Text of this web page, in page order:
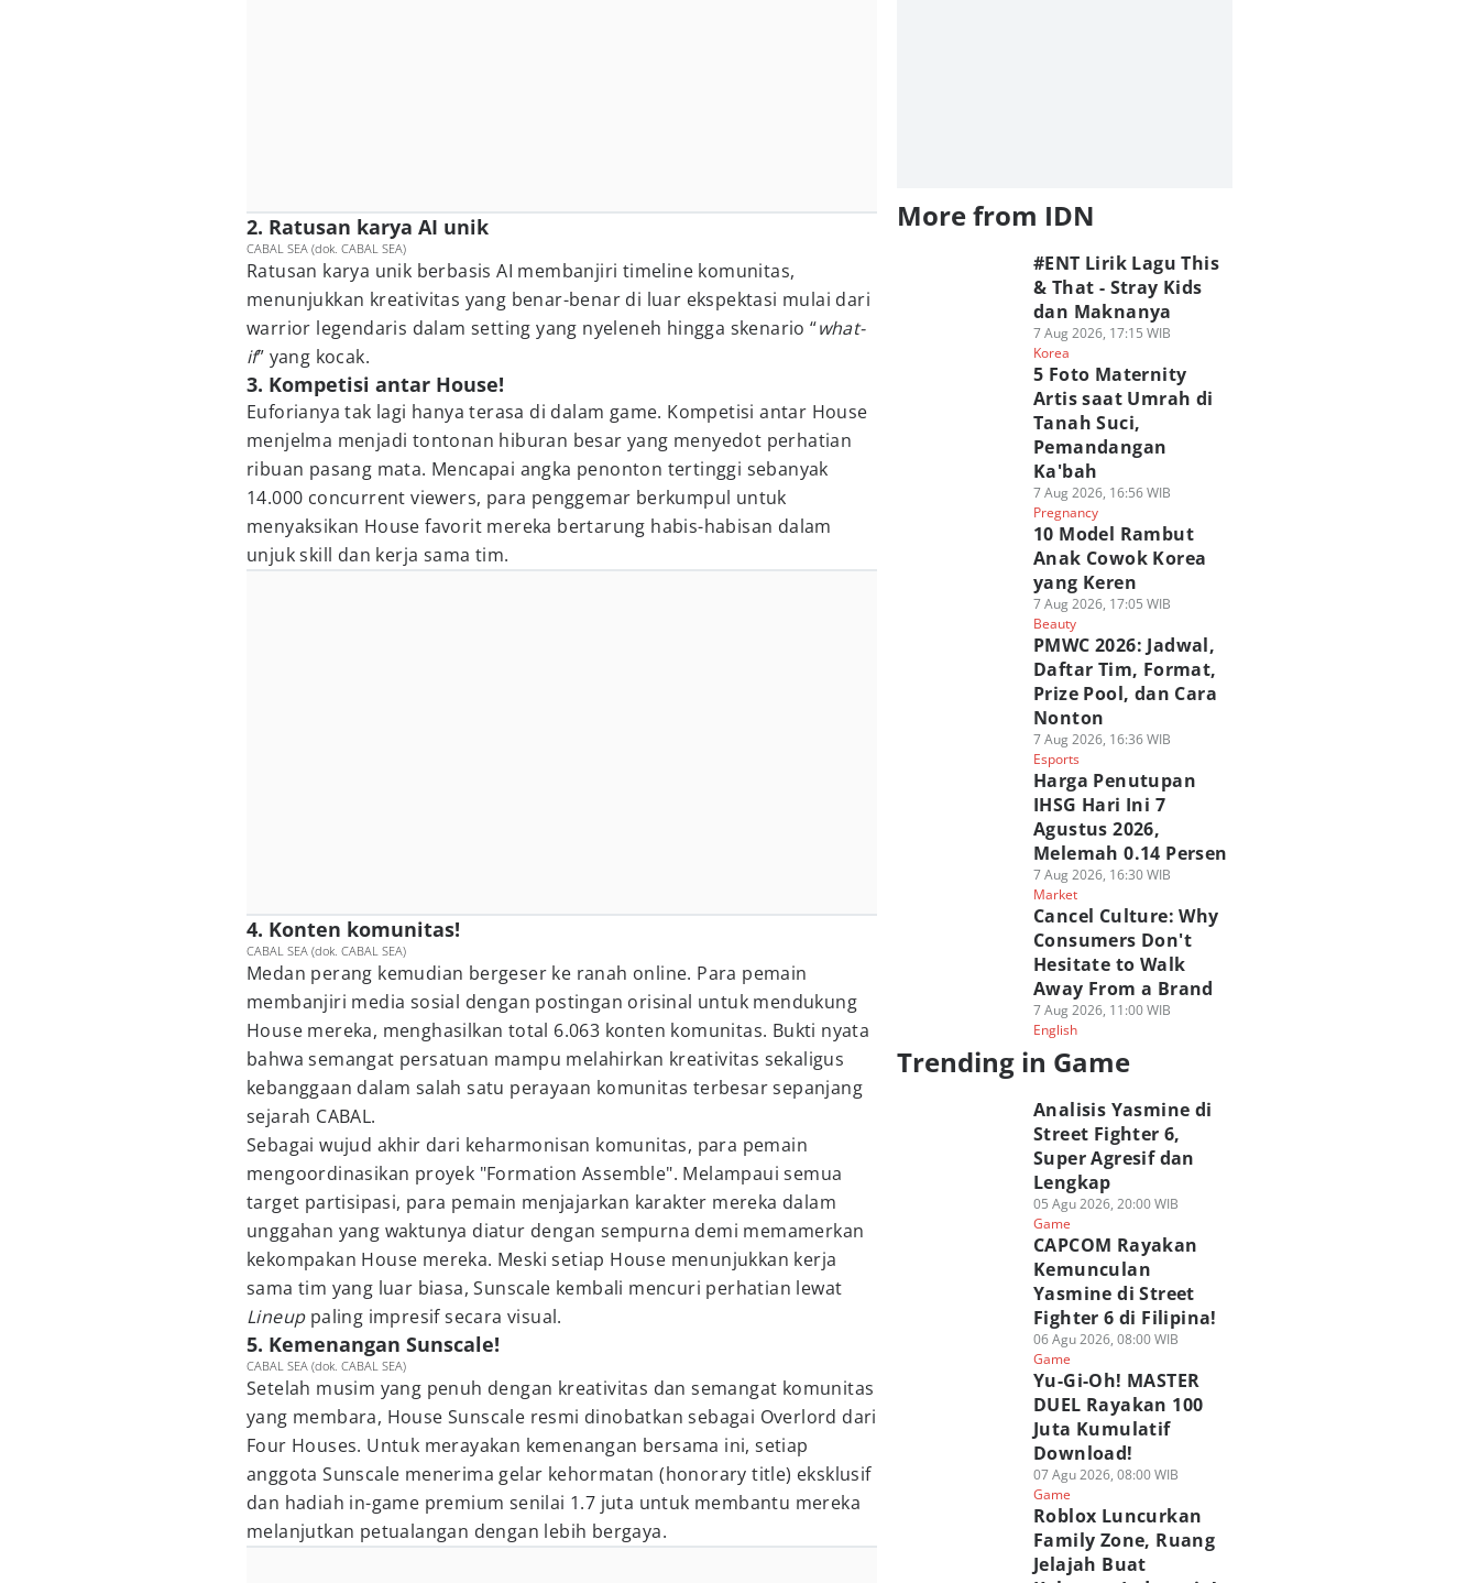
2. Ratusan karya AI unik
CABAL SEA (dok. CABAL SEA)
Ratusan karya unik berbasis AI membanjiri timeline komunitas,
menunjukkan kreativitas yang benar-benar di luar ekspektasi mulai dari
warrior legendaris dalam setting yang nyeleneh hingga skenario “what-
if” yang kocak.
3. Kompetisi antar House!
Euforianya tak lagi hanya terasa di dalam game. Kompetisi antar House
menjelma menjadi tontonan hiburan besar yang menyedot perhatian
ribuan pasang mata. Mencapai angka penonton tertinggi sebanyak
14.000 concurrent viewers, para penggemar berkumpul untuk
menyaksikan House favorit mereka bertarung habis-habisan dalam
unjuk skill dan kerja sama tim.
4. Konten komunitas!
CABAL SEA (dok. CABAL SEA)
Medan perang kemudian bergeser ke ranah online. Para pemain
membanjiri media sosial dengan postingan orisinal untuk mendukung
House mereka, menghasilkan total 6.063 konten komunitas. Bukti nyata
bahwa semangat persatuan mampu melahirkan kreativitas sekaligus
kebanggaan dalam salah satu perayaan komunitas terbesar sepanjang
sejarah CABAL.
Sebagai wujud akhir dari keharmonisan komunitas, para pemain
mengoordinasikan proyek "Formation Assemble". Melampaui semua
target partisipasi, para pemain menjajarkan karakter mereka dalam
unggahan yang waktunya diatur dengan sempurna demi memamerkan
kekompakan House mereka. Meski setiap House menunjukkan kerja
sama tim yang luar biasa, Sunscale kembali mencuri perhatian lewat
Lineuppaling impresif secara visual.
5. Kemenangan Sunscale!
CABAL SEA (dok. CABAL SEA)
Setelah musim yang penuh dengan kreativitas dan semangat komunitas
yang membara, House Sunscale resmi dinobatkan sebagai Overlord dari
Four Houses. Untuk merayakan kemenangan bersama ini, setiap
anggota Sunscale menerima gelar kehormatan (honorary title) eksklusif
dan hadiah in-game premium senilai 1.7 juta untuk membantu mereka
melanjutkan petualangan dengan lebih bergaya.
More from IDN
#ENT Lirik Lagu This
& That - Stray Kids
dan Maknanya
7 Aug 2026, 17:15 WIB
Korea
5 Foto Maternity
Artis saat Umrah di
Tanah Suci,
Pemandangan
Ka'bah
7 Aug 2026, 16:56 WIB
Pregnancy
10 Model Rambut
Anak Cowok Korea
yang Keren
7 Aug 2026, 17:05 WIB
Beauty
PMWC 2026: Jadwal,
Daftar Tim, Format,
Prize Pool, dan Cara
Nonton
7 Aug 2026, 16:36 WIB
Esports
Harga Penutupan
IHSG Hari Ini 7
Agustus 2026,
Melemah 0.14 Persen
7 Aug 2026, 16:30 WIB
Market
Cancel Culture: Why
Consumers Don't
Hesitate to Walk
Away From a Brand
7 Aug 2026, 11:00 WIB
English
Trending in Game
Analisis Yasmine di
Street Fighter 6,
Super Agresif dan
Lengkap
05 Agu 2026, 20:00 WIB
Game
CAPCOM Rayakan
Kemunculan
Yasmine di Street
Fighter 6 di Filipina!
06 Agu 2026, 08:00 WIB
Game
Yu-Gi-Oh! MASTER
DUEL Rayakan 100
Juta Kumulatif
Download!
07 Agu 2026, 08:00 WIB
Game
Roblox Luncurkan
Family Zone, Ruang
Jelajah Buat